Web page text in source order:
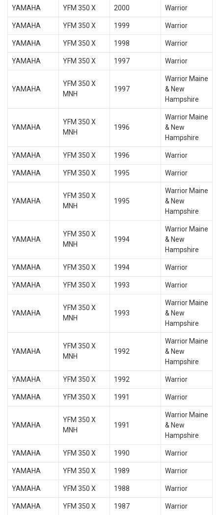
YAMAHA YFM 350 X 2000 Warrior
YAMAHA YFM 350 X 1999 Warrior
YAMAHA YFM 350 X 1998 Warrior
YAMAHA YFM 350 X 1997 Warrior
YAMAHA
YFM 350 X
MNH
1997
Warrior Maine
& New
Hampshire
YAMAHA
YFM 350 X
MNH
1996
Warrior Maine
& New
Hampshire
YAMAHA YFM 350 X 1996 Warrior
YAMAHA YFM 350 X 1995 Warrior
YAMAHA
YFM 350 X
MNH
1995
Warrior Maine
& New
Hampshire
YAMAHA
YFM 350 X
MNH
1994
Warrior Maine
& New
Hampshire
YAMAHA YFM 350 X 1994 Warrior
YAMAHA YFM 350 X 1993 Warrior
YAMAHA
YFM 350 X
MNH
1993
Warrior Maine
& New
Hampshire
YAMAHA
YFM 350 X
MNH
1992
Warrior Maine
& New
Hampshire
YAMAHA YFM 350 X 1992 Warrior
YAMAHA YFM 350 X 1991 Warrior
YAMAHA
YFM 350 X
MNH
1991
Warrior Maine
& New
Hampshire
YAMAHA YFM 350 X 1990 Warrior
YAMAHA YFM 350 X 1989 Warrior
YAMAHA YFM 350 X 1988 Warrior
YAMAHA YFM 350 X 1987 Warrior